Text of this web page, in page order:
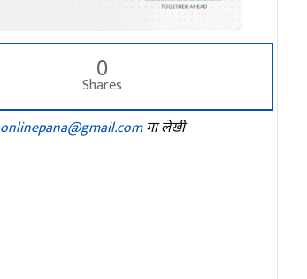
0
Shares
onlinepana@gmail.comमा लेखी